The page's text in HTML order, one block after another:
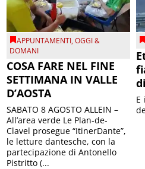
APPUNTAMENTI,OGGI &
DOMANI
COSA FARE NEL FINE
SETTIMANA IN VALLE
D’AOSTA
SABATO 8 AGOSTO ALLEIN –
All’area verde Le Plan-de-
Clavel prosegue “ItinerDante”,
le letture dantesche, con la
partecipazione di Antonello
Pistritto (...
E